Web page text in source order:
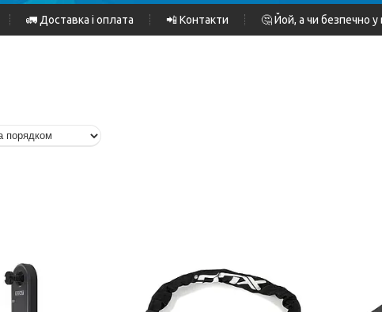
🚛 Доставка і оплата 📲 Контакти 🤔 Йой, а чи безпечно у